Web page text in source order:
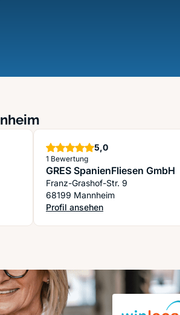
5,0Sterne
1 Bewertung
GRES SpanienFliesen GmbH
Franz-Grashof-Str. 9
68199 Mannheim
Profil ansehen
: GRES SpanienFliesen GmbH